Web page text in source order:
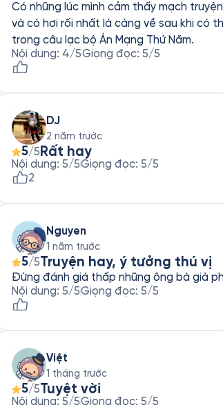
Có những lúc mình cảm thấy mạch
và có hơi rối nhất là càng về sau khi có
trong câu lạc bộ Án Mạng Thứ Năm.
Nội dung: 4/5Giọng đọc: 5/5
DJ
2 năm trước
5/5 Rất hay
Nội dung: 5/5Giọng đọc: 5/5
2
Nguyen
1 năm trước
5/5Truyện hay, ý tưởng thú vị
Đừng đánh giá thấp những ông bà già
Nội dung: 5/5Giọng đọc: 5/5
Việt
1 tháng trước
5/5Tuyệt vời
Nội dung: 5/5Giọng đọc: 5/5